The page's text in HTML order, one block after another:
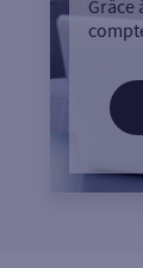
Grâce